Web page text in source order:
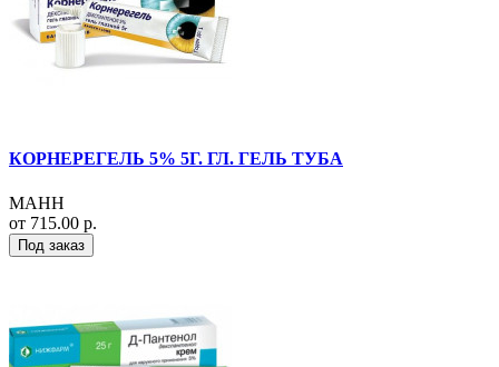
КОРНЕРЕГЕЛЬ 5% 5Г. ГЛ. ГЕЛЬ ТУБА
МАНН
от 715.00 р.
Под заказ